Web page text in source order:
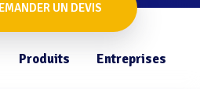
UN DEVIS
Produits Entreprises